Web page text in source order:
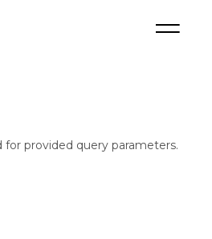
for provided query parameters.